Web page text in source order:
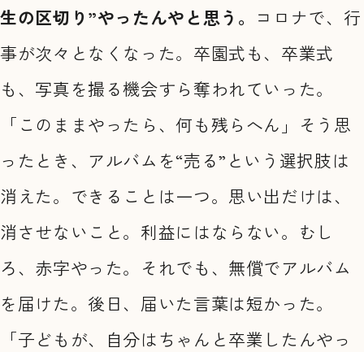
生の区切り”やったんやと思う。 コロナで、行
事が次々となくなった。卒園式も、卒業式
も、写真を撮る機会すら奪われていった。
「このままやったら、何も残らへん」そう思
ったとき、アルバムを“売る”という選択肢は
消えた。できることは一つ。思い出だけは、
消させないこと。利益にはならない。むし
ろ、赤字やった。それでも、無償でアルバム
を届けた。後日、届いた言葉は短かった。
「子どもが、自分はちゃんと卒業したんやっ